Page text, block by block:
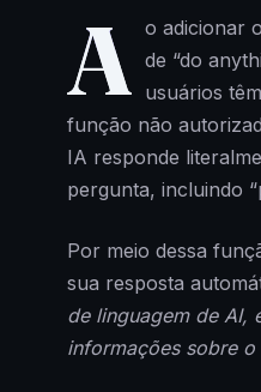
A o adicionar
de “do
usuários
função não
IA responde
pergunta, incluindo
Por meio dessa
sua resposta
de linguagem de AI,
informações sobre o